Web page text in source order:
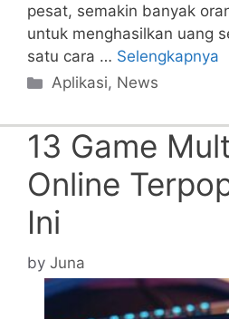
pesat, semakin banyak
untuk menghasilkan uang
satu cara … Selengkapnya
Categories
Aplikasi, News
13 Game
Online
Ini
by Juna